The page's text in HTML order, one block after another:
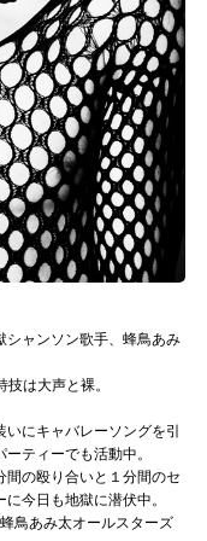
シャンソン歌手、蜂鳥あみ
は大声と裸。
にキャバレーソングを引
ティーでも活動中。
間の殴り合いと１分間のセ
今日も地獄に潜伏中。
鳥あみ太オールスターズ